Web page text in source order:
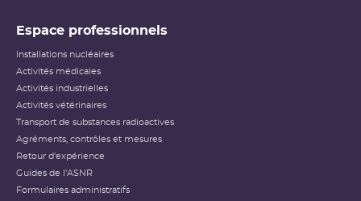
Espace professionnels
Installations nucléaires
Activités médicales
Activités industrielles
Activités vétérinaires
Transport de substances radioactives
Agréments, contrôles et mesures
Retour d'expérience
Guides de l'ASNR
Formulaires administratifs